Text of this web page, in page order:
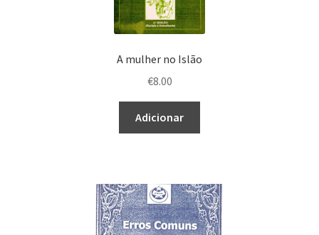
A mulher no Islão
€8.00
Adicionar